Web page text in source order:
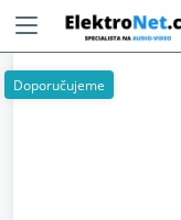
Doporučujeme